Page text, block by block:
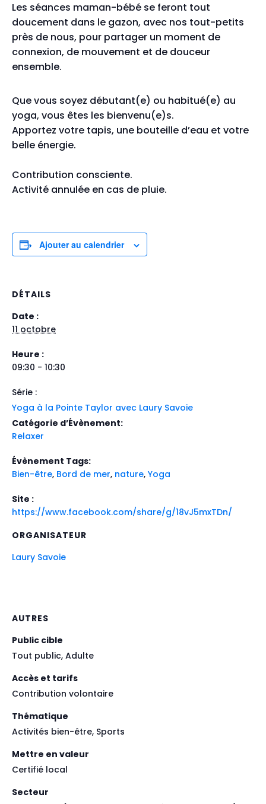
Les séances maman-bébé se feront tout
doucement dans le gazon, avec nos tout-petits
près de nous, pour partager un moment de
connexion, de mouvement et de douceur
ensemble.
Que vous soyez débutant(e) ou habitué(e) au
yoga, vous êtes les bienvenu(e)s.
Apportez votre tapis, une bouteille d’eau et votre
belle énergie.
Contribution consciente.
Activité annulée en cas de pluie.
Ajouter au calendrier
DÉTAILS
Date :
11 octobre
Heure :
09:30 - 10:30
Série :
Yoga à la Pointe Taylor avec Laury Savoie
Catégorie d’Évènement:
Relaxer
Évènement Tags:
Bien-être, Bord de mer, nature, Yoga
Site :
https://www.facebook.com/share/g/18vJ5mxTDn/
ORGANISATEUR
Laury Savoie
AUTRES
Public cible
Tout public, Adulte
Accès et tarifs
Contribution volontaire
Thématique
Activités bien-être, Sports
Mettre en valeur
Certifié local
Secteur